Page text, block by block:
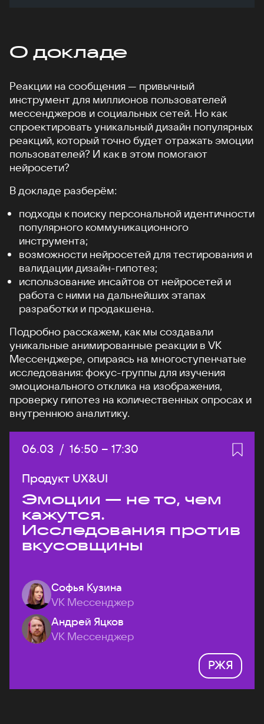
О докладе
Реакции на сообщения — привычный
инструмент для миллионов пользователей
мессенджеров и социальных сетей. Но как
спроектировать уникальный дизайн популярных
реакций, который точно будет отражать эмоции
пользователей? И как в этом помогают
нейросети?
В докладе разберём:
подходы к поиску персональной идентичности
популярного коммуникационного
инструмента;
возможности нейросетей для тестирования и
валидации дизайн-гипотез;
использование инсайтов от нейросетей и
работа с ними на дальнейших этапах
разработки и продакшена.
Подробно расскажем, как мы создавали
уникальные анимированные реакции в VK
Мессенджере, опираясь на многоступенчатые
исследования: фокус-группы для изучения
эмоционального отклика на изображения,
проверку гипотез на количественных опросах и
внутреннюю аналитику.
Дата:
06.03 / Начало:
16:50 – Конец:
17:30
Продукт UX&UI
Эмоции — не то, чем
кажутся.
Исследования против
вкусовщины
Софья Кузина
VK Мессенджер
Андрей Яцков
VK Мессенджер
РЖЯ